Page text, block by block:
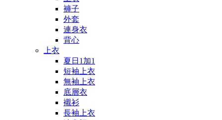
褲子
外套
連身衣
背心
上衣
夏日1加1
短袖上衣
無袖上衣
底層衣
襯衫
長袖上衣